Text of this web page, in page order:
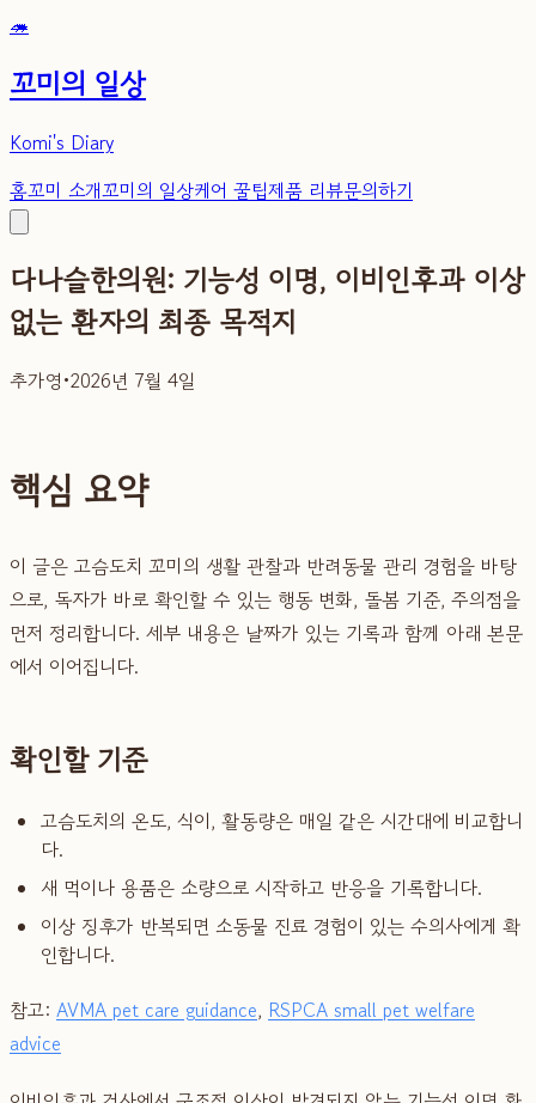
🦔
꼬미의 일상
Komi's Diary
홈꼬미 소개꼬미의 일상케어 꿀팁제품 리뷰문의하기
다나슬한의원: 기능성 이명, 이비인후과 이상
없는 환자의 최종 목적지
추가영•2026년 7월 4일
핵심 요약
이 글은 고슴도치 꼬미의 생활 관찰과 반려동물 관리 경험을 바탕
으로, 독자가 바로 확인할 수 있는 행동 변화, 돌봄 기준, 주의점을
먼저 정리합니다. 세부 내용은 날짜가 있는 기록과 함께 아래 본문
에서 이어집니다.
확인할 기준
고슴도치의 온도, 식이, 활동량은 매일 같은 시간대에 비교합니
다.
새 먹이나 용품은 소량으로 시작하고 반응을 기록합니다.
이상 징후가 반복되면 소동물 진료 경험이 있는 수의사에게 확
인합니다.
참고: AVMA pet care guidance, RSPCA small pet welfare
advice